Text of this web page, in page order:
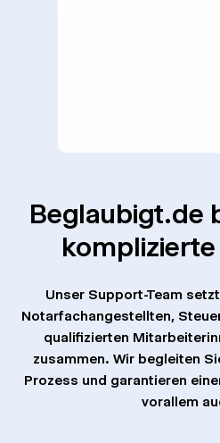
Beglaubigt.de
Unser Support-Team
Notarfachangestellten,
qualifizierten
zusammen. Wir begleiten
Prozess und garantieren
vorallem